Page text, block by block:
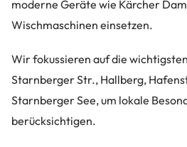
moderne Geräte wie Kärcher
Wischmaschinen einsetzen.
Wir fokussieren auf die
Starnberger Str., Hallberg,
Starnberger See, um lokale
berücksichtigen.